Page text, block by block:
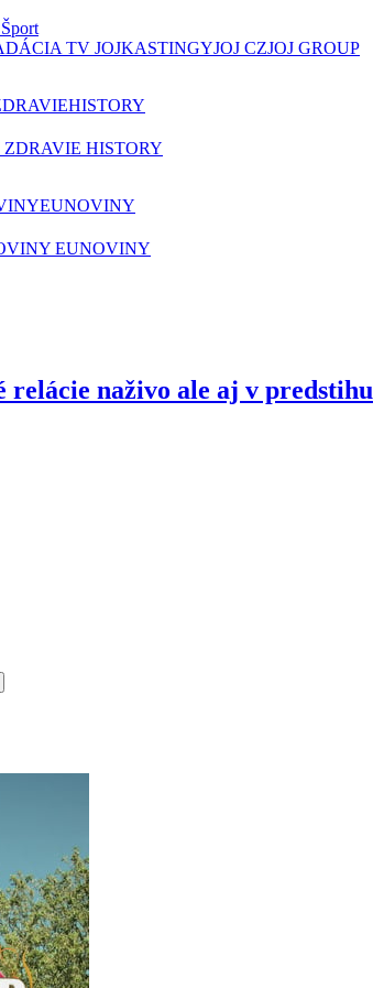
TV JOJKASTINGYJOJ CZJOJ GROUP
HISTORY
ZDRAVIE HISTORY
EUNOVINY
EUNOVINY
relácie naživo ale aj v predstihu